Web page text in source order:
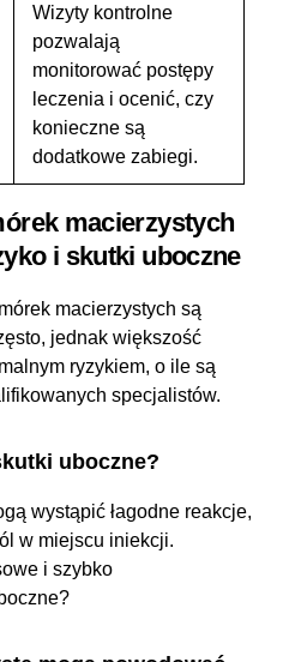
Wizyty kontrolne
pozwalają
monitorować postępy
leczenia i ocenić, czy
konieczne są
dodatkowe zabiegi.
macierzystych
i skutki uboczne
macierzystych są
jednak większość
ryzykiem, o ile są
specjalistów.
uboczne?
wystąpić łagodne reakcje,
w miejscu iniekcji.
i szybko